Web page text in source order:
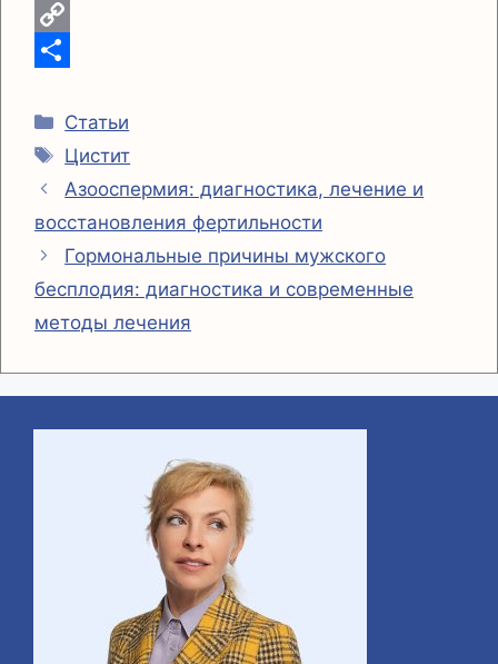
e
g
a
m
a
A
p
p
b
r
X
C
p
y
L
i
n
k
т
п
р
а
в
и
т
ь
Рубрики
Статьи
Метки
Цистит
Азооспермия: диагностика, лечение и
восстановления фертильности
Гормональные причины мужского
бесплодия: диагностика и современные
методы лечения